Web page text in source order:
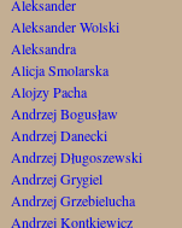
Aleksander
Aleksander Wolski
Aleksandra
Alicja Smolarska
Alojzy Pacha
Andrzej Bogusław
Andrzej Danecki
Andrzej Długoszewski
Andrzej Grygiel
Andrzej Grzebielucha
Andrzej Kontkiewicz